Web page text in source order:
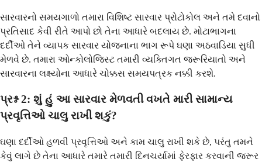
સારવારનો સમયગાળો તમારા વિશિષ્ટ સારવાર પ્રોટોકોલ અને તમે દવાનો
પ્રતિસાદ કેવી રીતે આપો છો તેના આધારે બદલાય છે. મોટાભાગના
દર્દીઓ તેને વ્યાપક સારવાર યોજનાના ભાગ રૂપે ઘણા અઠવાડિયા સુધી
મેળવે છે. તમારા ઓન્કોલોજિસ્ટ તમારી વ્યક્તિગત જરૂરિયાતો અને
સારવારના લક્ષ્યોના આધારે ચોક્કસ સમયપત્રક નક્કી કરશે.
પ્રશ્ન 2: શું હું આ સારવાર મેળવતી વખતે મારી સામાન્ય
પ્રવૃત્તિઓ ચાલુ રાખી શકું?
ઘણા દર્દીઓ હળવી પ્રવૃત્તિઓ અને કામ ચાલુ રાખી શકે છે, પરંતુ તમને
કેવું લાગે છે તેના આધારે તમારે તમારી દિનચર્યામાં ફેરફાર કરવાની જરૂર